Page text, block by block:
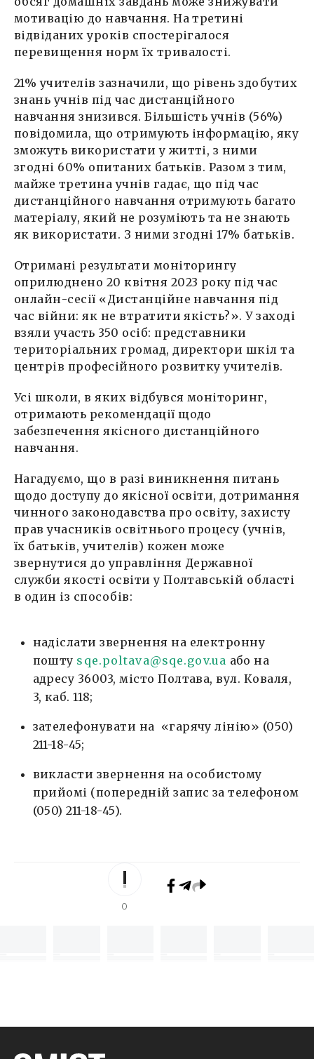
мотивацію до навчання. На третині
відвіданих уроків спостерігалося
перевищення норм їх тривалості.
21% учителів зазначили, що рівень здобутих
знань учнів під час дистанційного
навчання знизився. Більшість учнів (56%)
повідомила, що отримують інформацію, яку
зможуть використати у житті, з ними
згодні 60% опитаних батьків. Разом з тим,
майже третина учнів гадає, що під час
дистанційного навчання отримують багато
матеріалу, який не розуміють та не знають
як використати. З ними згодні 17% батьків.
Отримані результати моніторингу
оприлюднено 20 квітня 2023 року під час
онлайн-сесії «Дистанційне навчання під
час війни: як не втратити якість?». У заході
взяли участь 350 осіб: представники
територіальних громад, директори шкіл та
центрів професійного розвитку учителів.
Усі школи, в яких відбувся моніторинг,
отримають рекомендації щодо
забезпечення якісного дистанційного
навчання.
Нагадуємо, що в разі виникнення питань
щодо доступу до якісної освіти, дотримання
чинного законодавства про освіту, захисту
прав учасників освітнього процесу (учнів,
їх батьків, учителів) кожен може
звернутися до управління Державної
служби якості освіти у Полтавській області
в один із способів:
надіслати звернення на електронну
пошту sqe.poltava@sqe.gov.ua або на
адресу 36003, місто Полтава, вул. Коваля,
3, каб. 118;
зателефонувати на «гарячу лінію» (050)
211-18-45;
викласти звернення на особистому
прийомі (попередній запис за телефоном
(050) 211-18-45).
0